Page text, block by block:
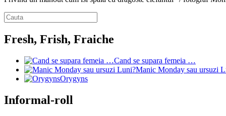
Fresh, Frish, Fraiche
Cand se supara femeia …
Manic Monday sau ursuzi
Orygyns
Informal-roll